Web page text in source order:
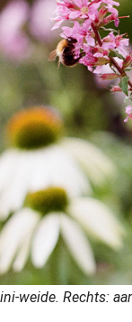
weide. Rechts: